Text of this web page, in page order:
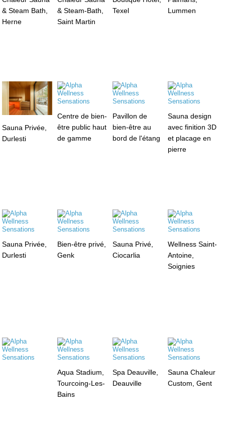
& Steam Bath,
Herne
& Steam-Bath,
Saint Martin
Texel
Lummen
Sauna Privée,
Durlesti
Centre de bien-
être public haut
de gamme
Pavillon de
bien-être au
bord de l'étang
Sauna design
avec finition 3D
et placage en
pierre
Sauna Privée,
Durlesti
Bien-être privé,
Genk
Sauna Privé,
Ciocarlia
Wellness Saint-
Antoine,
Soignies
Aqua Stadium,
Tourcoing-Les-
Bains
Spa Deauville,
Deauville
Sauna Chaleur
Custom, Gent